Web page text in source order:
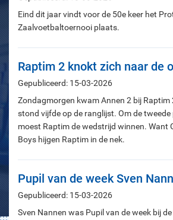
Eind dit jaar vindt voor de 50e keer het
Zaalvoetbaltoernooi plaats.
Raptim 2 knokt zich naar de
Gepubliceerd: 15-03-2026
Zondagmorgen kwam Annen 2 bij Raptim
stond vijfde op de ranglijst. Om de
moest Raptim de wedstrijd winnen. Want
Boys hijgen Raptim in de nek.
Pupil van de week Sven
Gepubliceerd: 15-03-2026
Sven Nannen was Pupil van de week bij